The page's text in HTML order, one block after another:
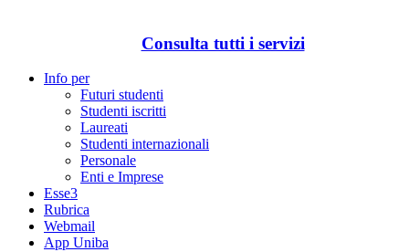
Consulta tutti i servizi
Info per
Futuri studenti
Studenti iscritti
Laureati
Studenti internazionali
Personale
Enti e Imprese
Esse3
Rubrica
Webmail
App Uniba